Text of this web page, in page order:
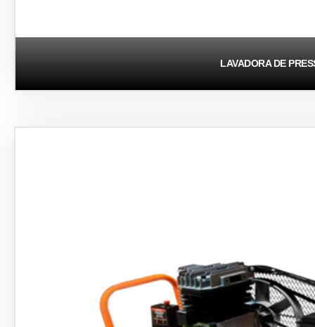
LAVADORA DE